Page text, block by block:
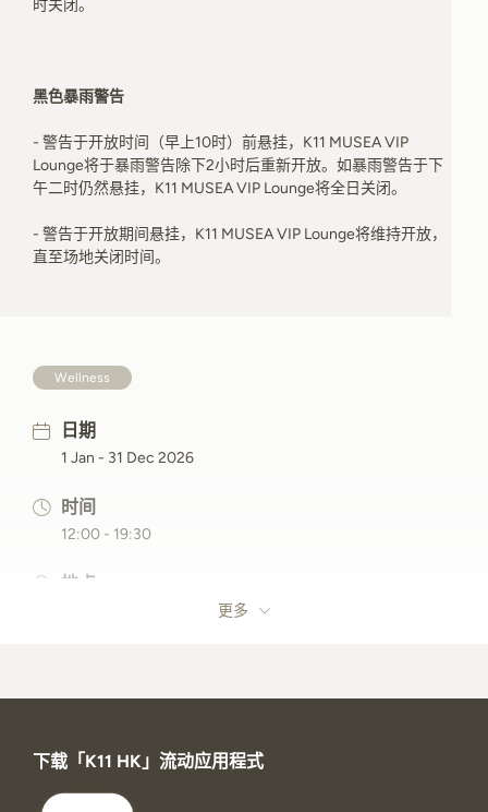
时关闭。
黑色暴雨警告
- 警告于开放时间（早上10时）前悬挂，K11 MUSEA VIP
Lounge将于暴雨警告除下2小时后重新开放。如暴雨警告于下
午二时仍然悬挂，K11 MUSEA VIP Lounge将全日关闭。
- 警告于开放期间悬挂，K11 MUSEA VIP Lounge将维持开放，
直至场地关闭时间。
Wellness
日期
1 Jan - 31 Dec 2026
时间
12:00 - 19:30
地点
517铺，5楼，K11 MUSEA更多
下载「K11 HK」流动应用程式